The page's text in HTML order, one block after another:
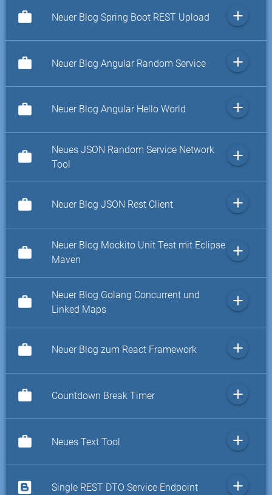
work Neuer Blog Spring Boot REST Upload add
work Neuer Blog Angular Random Service add
work Neuer Blog Angular Hello World add
work
Neues JSON Random Service Network
Tool
add
work Neuer Blog JSON Rest Client add
work
Neuer Blog Mockito Unit Test mit Eclipse
Maven
add
work
Neuer Blog Golang Concurrent und
Linked Maps
add
work Neuer Blog zum React Framework add
work Countdown Break Timer add
work Neues Text Tool add
Single REST DTO Service Endpoint add